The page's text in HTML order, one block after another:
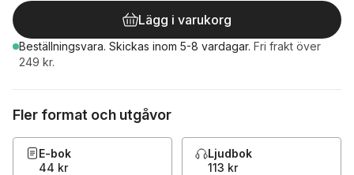
Lägg i varukorg
Beställningsvara. Skickas inom 5-8 vardagar. Fri frakt över
249 kr.
Fler format och utgåvor
E-bok
44 kr
Ljudbok
113 kr